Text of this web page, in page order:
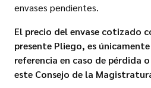
envases pendientes.
El precio del envase cotizado
presente Pliego, es
referencia en caso de pérdida
este Consejo de la